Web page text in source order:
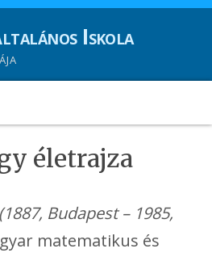
Iskola
életrajza
(1887, Budapest – 1985,
matematikus és